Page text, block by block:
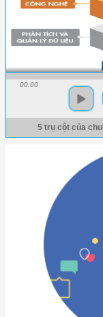
00:00
5 trụ cột của